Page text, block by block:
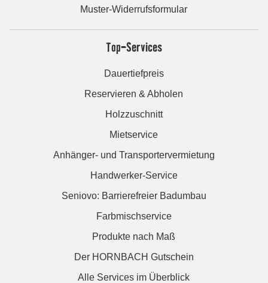
Muster-Widerrufsformular
Top-Services
Dauertiefpreis
Reservieren & Abholen
Holzzuschnitt
Mietservice
Anhänger- und Transportervermietung
Handwerker-Service
Seniovo: Barrierefreier Badumbau
Farbmischservice
Produkte nach Maß
Der HORNBACH Gutschein
Alle Services im Überblick